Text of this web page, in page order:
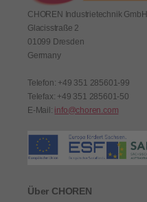
CHOREN Industrietechnik GmbH
Glacisstraße 2
01099 Dresden
Germany
Telefon: +49 351 285601-99
Telefax: +49 351 285601-50
E-Mail: info@choren.com
Über CHOREN